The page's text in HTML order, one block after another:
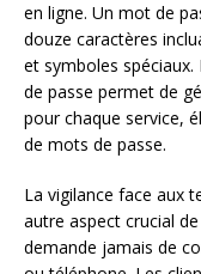
en ligne. Un mot de
douze caractères
et symboles spéciaux.
de passe permet de
pour chaque service,
de mots de passe.
La vigilance face aux
autre aspect crucial
demande jamais de